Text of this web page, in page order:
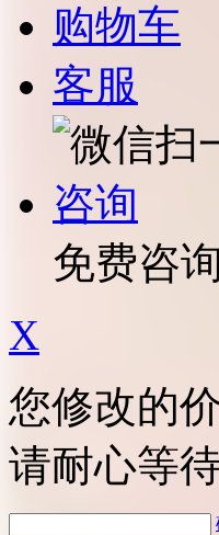
购物车
客服
咨询
免费咨询
X
您修改的
请耐心等